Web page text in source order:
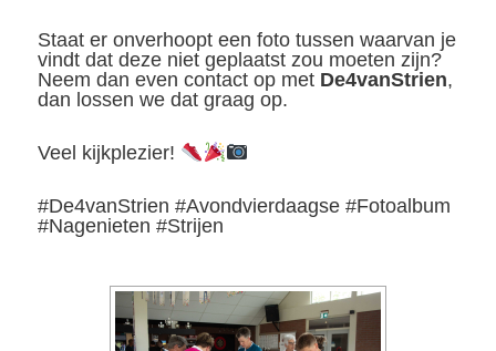
Staat er onverhoopt een foto tussen waarvan je
vindt dat deze niet geplaatst zou moeten zijn?
Neem dan even contact op met De4vanStrien,
dan lossen we dat graag op.
Veel kijkplezier!
#De4vanStrien #Avondvierdaagse #Fotoalbum
#Nagenieten #Strijen